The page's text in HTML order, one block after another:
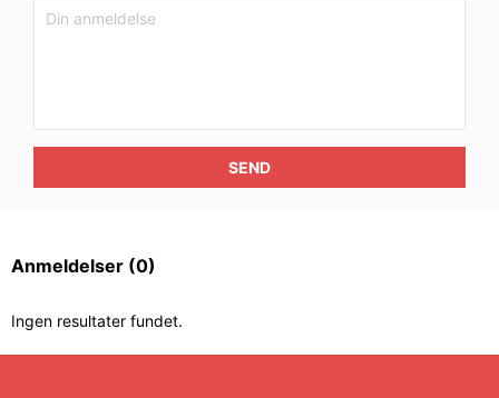
SEND
Anmeldelser (0)
Ingen resultater fundet.